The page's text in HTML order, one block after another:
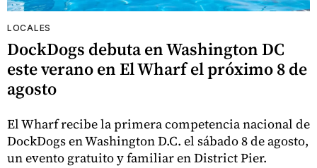
LOCALES
DockDogs debuta en Washington DC
este verano en El Wharf el próximo 8 de
agosto
El Wharf recibe la primera competencia nacional de
DockDogs en Washington D.C. el sábado 8 de agosto,
un evento gratuito y familiar en District Pier.